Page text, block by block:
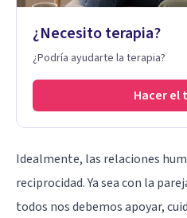
¿Necesito terapia?
¿Podría ayudarte la terapia?
Hacer el
Idealmente, las relaciones
reciprocidad. Ya sea con la
todos nos debemos apoyar,